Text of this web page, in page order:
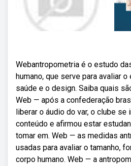
Webantropometria é o estudo
humano, que serve para avaliar
saúde e o design. Saiba quais
Web — após a confederação
liberar o áudio do var, o clube se
conteúdo e afirmou estar
tomar em. Web — as medidas
usadas para avaliar o tamanho,
corpo humano. Web — a